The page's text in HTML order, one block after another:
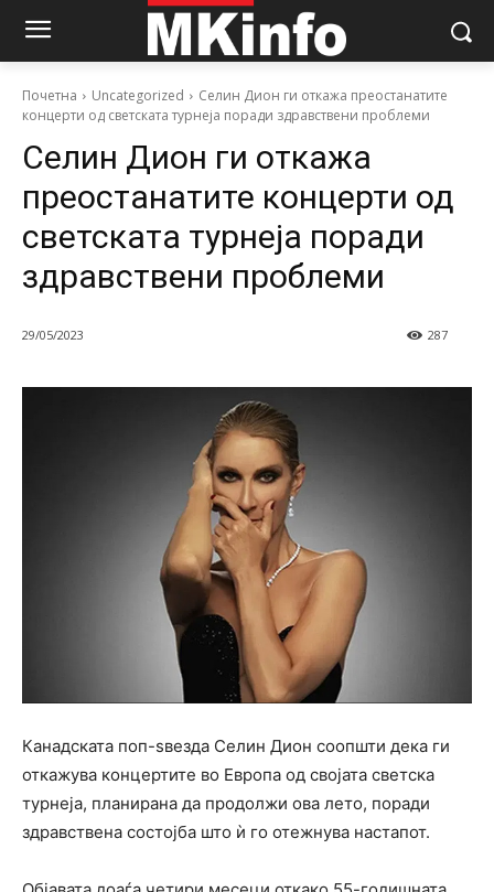
Почетна Uncategorized
Селин Дион ги откажа преостанатите
концерти од светската турнеја поради здравствени проблеми
Селин Дион ги откажа
преостанатите концерти од
светската турнеја поради
здравствени проблеми
29/05/2023 287
Канадската поп-ѕвезда Селин Дион соопшти дека ги
откажува концертите во Европа од својата светска
турнеја, планирана да продолжи ова лето, поради
здравствена состојба што ѝ го отежнува настапот.